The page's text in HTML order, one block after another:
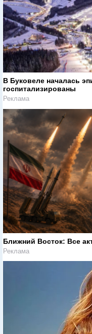
В Буковеле началась
госпитализированы
Реклама
Ближний Восток: Все
Реклама